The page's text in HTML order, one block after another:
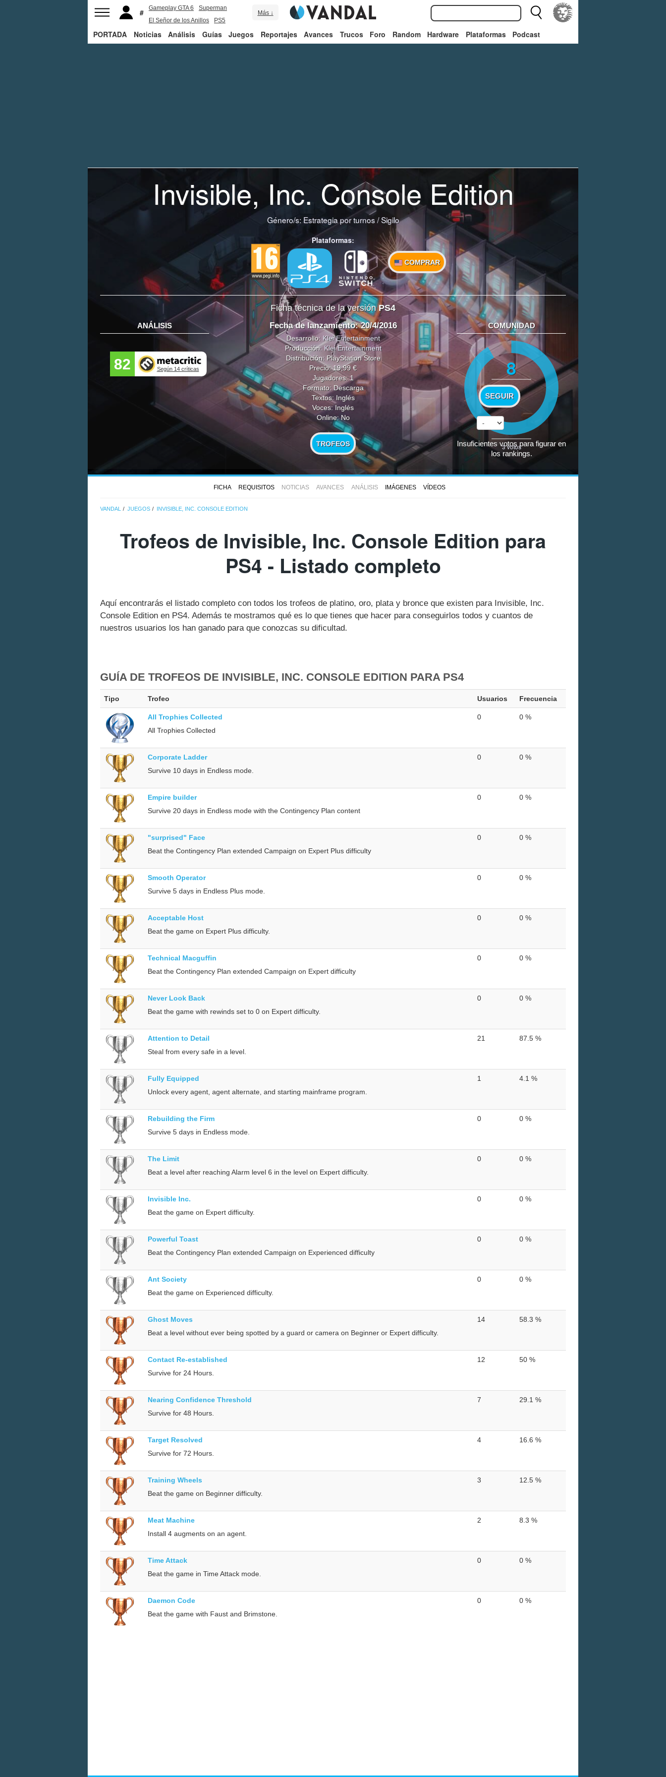
Gameplay GTA 6
Superman
El Señor de los Anillos
PS5
Más ↓
PORTADA Noticias Análisis Guías Juegos Reportajes Avances Trucos Foro Random Hardware Plataformas Podcast
Invisible, Inc. Console Edition
Género/s: Estrategia por turnos/Sigilo
Plataformas:
COMPRAR
Ficha técnica de la versiónPS4
ANÁLISIS
82 Según 14 críticas
Fecha de lanzamiento: 20/4/2016
Desarrollo: Klei Entertainment
Producción: Klei Entertainment
Distribución: PlayStation Store
Precio: 19,99 €
Jugadores: 1
Formato: Descarga
Textos: Inglés
Voces: Inglés
Online: No
TROFEOS
COMUNIDAD
8
SEGUIR
3votos
Insuficientes votos para figurar en
los rankings.
FICHA REQUISITOS NOTICIAS AVANCES ANÁLISIS IMÁGENES VÍDEOS
VANDAL JUEGOS INVISIBLE, INC. CONSOLE EDITION
Trofeos de Invisible, Inc. Console Edition para
PS4 - Listado completo
Aquí encontrarás el listado completo con todos los trofeos de platino, oro, plata y bronce que existen para Invisible, Inc.
Console Edition en PS4. Además te mostramos qué es lo que tienes que hacer para conseguirlos todos y cuantos de
nuestros usuarios los han ganado para que conozcas su dificultad.
GUÍA DE TROFEOS DE INVISIBLE, INC. CONSOLE EDITION PARA PS4
Tipo Trofeo Usuarios Frecuencia
All Trophies Collected
All Trophies Collected
0 0 %
Corporate Ladder
Survive 10 days in Endless mode.
0 0 %
Empire builder
Survive 20 days in Endless mode with the Contingency Plan content
0 0 %
"surprised" Face
Beat the Contingency Plan extended Campaign on Expert Plus difficulty
0 0 %
Smooth Operator
Survive 5 days in Endless Plus mode.
0 0 %
Acceptable Host
Beat the game on Expert Plus difficulty.
0 0 %
Technical Macguffin
Beat the Contingency Plan extended Campaign on Expert difficulty
0 0 %
Never Look Back
Beat the game with rewinds set to 0 on Expert difficulty.
0 0 %
Attention to Detail
Steal from every safe in a level.
21 87.5 %
Fully Equipped
Unlock every agent, agent alternate, and starting mainframe program.
1 4.1 %
Rebuilding the Firm
Survive 5 days in Endless mode.
0 0 %
The Limit
Beat a level after reaching Alarm level 6 in the level on Expert difficulty.
0 0 %
Invisible Inc.
Beat the game on Expert difficulty.
0 0 %
Powerful Toast
Beat the Contingency Plan extended Campaign on Experienced difficulty
0 0 %
Ant Society
Beat the game on Experienced difficulty.
0 0 %
Ghost Moves
Beat a level without ever being spotted by a guard or camera on Beginner or Expert difficulty.
14 58.3 %
Contact Re-established
Survive for 24 Hours.
12 50 %
Nearing Confidence Threshold
Survive for 48 Hours.
7 29.1 %
Target Resolved
Survive for 72 Hours.
4 16.6 %
Training Wheels
Beat the game on Beginner difficulty.
3 12.5 %
Meat Machine
Install 4 augments on an agent.
2 8.3 %
Time Attack
Beat the game in Time Attack mode.
0 0 %
Daemon Code
Beat the game with Faust and Brimstone.
0 0 %